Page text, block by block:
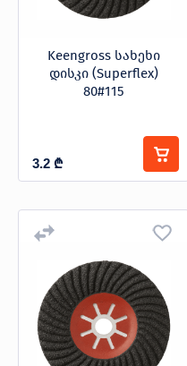
Keengross სახეხი
დისკი (Superflex)
80#115
3.2 ₾